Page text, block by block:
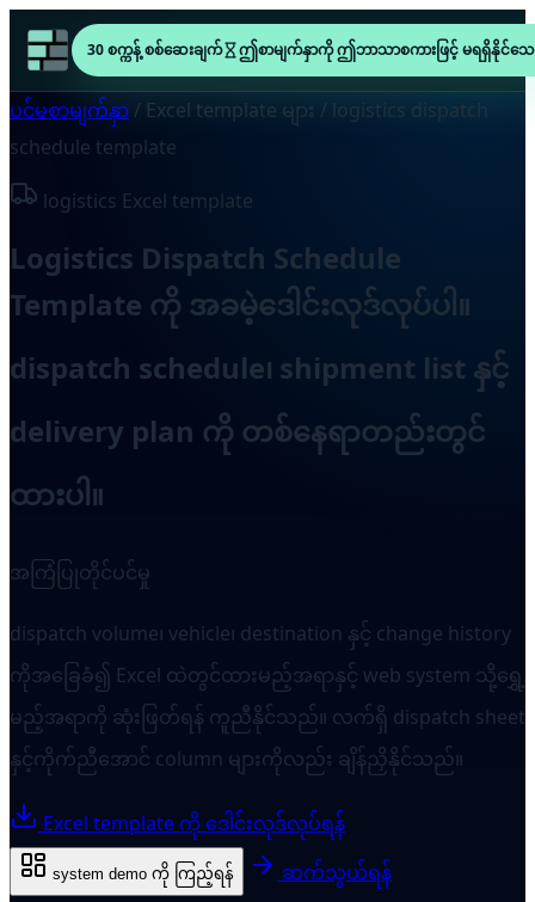
30 စက္ကန့် စစ်ဆေးချက် ဤစာမျက်နှာကို ဤဘာသာစကားဖြင့် မရရှိနိုင်သေး
ပင်မစာမျက်နှာ / Excel template များ / logistics dispatch
schedule template
logistics Excel template
Logistics Dispatch Schedule
Template ကို အခမဲ့ဒေါင်းလုဒ်လုပ်ပါ။
dispatch schedule၊ shipment list နှင့်
delivery plan ကို တစ်နေရာတည်းတွင်
ထားပါ။
အကြံပြုတိုင်ပင်မှု
dispatch volume၊ vehicle၊ destination နှင့် change history
ကိုအခြေခံ၍ Excel ထဲတွင်ထားမည့်အရာနှင့် web system သို့ရွှေ့
မည့်အရာကို ဆုံးဖြတ်ရန် ကူညီနိုင်သည်။ လက်ရှိ dispatch sheet
နှင့်ကိုက်ညီအောင် column များကိုလည်း ချိန်ညှိနိုင်သည်။
Excel template ကို ဒေါင်းလုဒ်လုပ်ရန်
system demo ကို ကြည့်ရန် ဆက်သွယ်ရန်